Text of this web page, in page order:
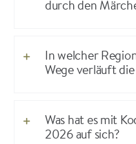
durch den
In welcher
Wege verläuft
Was hat es mit
2026 auf sich?